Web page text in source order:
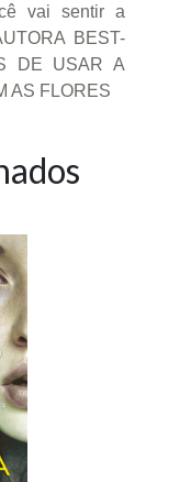
vai sentir a
BEST-
DE USAR A
AS FLORES